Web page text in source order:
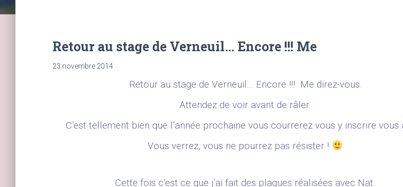
Retour au stage de Verneuil… Encore !!! Me
23 novembre 2014
Retour au stage de Verneuil… Encore !!! Me direz-vous.
Attendez de voir avant de râler.
C’est tellement bien que l’année prochaine vous courrerez vous y inscrire vous
Vous verrez, vous ne pourrez pas résister !
Cette fois c’est ce que j’ai fait des plaques réalisées avec Nat.